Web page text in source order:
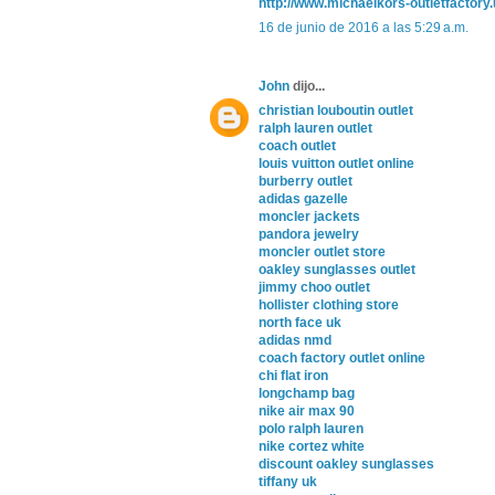
http://www.michaelkors-
16 de junio de 2016 a las 5:29 a.m.
John dijo...
christian louboutin outlet
ralph lauren outlet
coach outlet
louis vuitton outlet online
burberry outlet
adidas gazelle
moncler jackets
pandora jewelry
moncler outlet store
oakley sunglasses outlet
jimmy choo outlet
hollister clothing store
north face uk
adidas nmd
coach factory outlet online
chi flat iron
longchamp bag
nike air max 90
polo ralph lauren
nike cortez white
discount oakley sunglasses
tiffany uk